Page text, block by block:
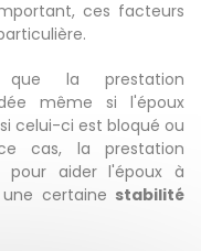
ces facteurs
la prestation
même si l'époux
celui-ci est bloqué ou
cas, la prestation
pour aider l'époux à
certaine stabilité